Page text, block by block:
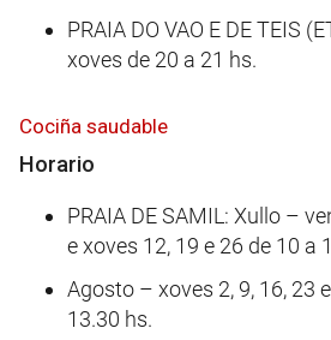
PRAIA DO VAO E DE TEIS
xoves de 20 a 21 hs.
Cociña saudable
Horario
PRAIA DE SAMIL: Xullo –
e xoves 12, 19 e 26 de 10 a
Agosto – xoves 2, 9, 16, 23
13.30 hs.